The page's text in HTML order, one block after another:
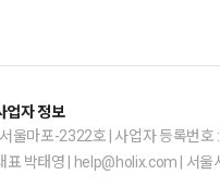
업자 정보
울마포-2322호 | 사업자 등록번
표 박태영 | help@holix.com | 서